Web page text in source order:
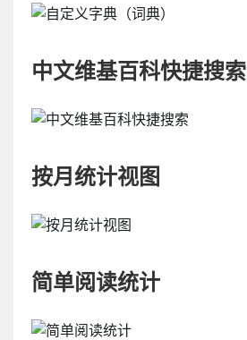
中文维基百科快捷搜索
按月统计视图
简单阅读统计